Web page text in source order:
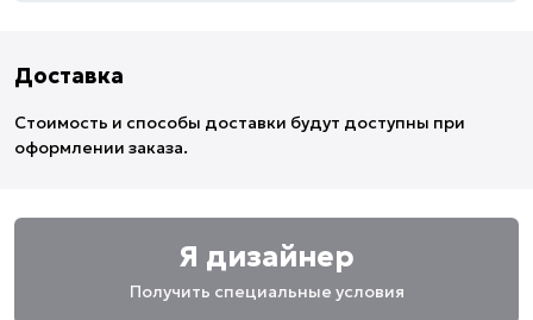
Доставка
Стоимость и способы доставки будут доступны при
оформлении заказа.
Я дизайнер
Получить специальные условия